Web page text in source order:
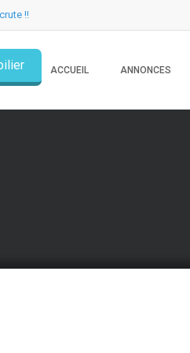
!!
ACCUEIL ANNONCES